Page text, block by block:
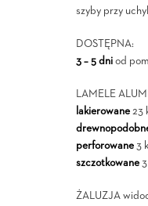
szyby przy
DOSTĘPNA:
3 – 5 dniod
LAMELE
lakierowane23
perforowane3
szczotkowane3
ŻALUZJA